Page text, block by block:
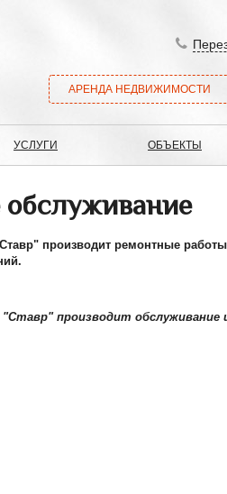
АРЕНДА НЕДВИЖИМОСТИ
УСЛУГИ ОБЪЕКТЫ
обслуживание
производит ремонтные
"Ставр" производит обслуживание